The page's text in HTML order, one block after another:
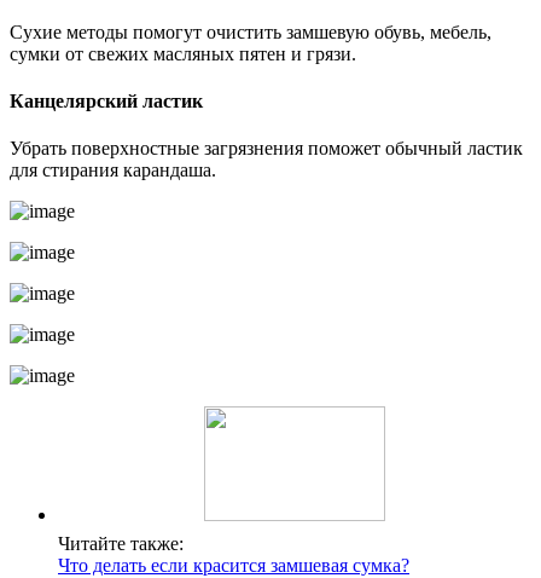
Сухие методы помогут очистить замшевую обувь, мебель,
сумки от свежих масляных пятен и грязи.
Канцелярский ластик
Убрать поверхностные загрязнения поможет обычный ластик
для стирания карандаша.
Читайте также:
Что делать если красится замшевая сумка?